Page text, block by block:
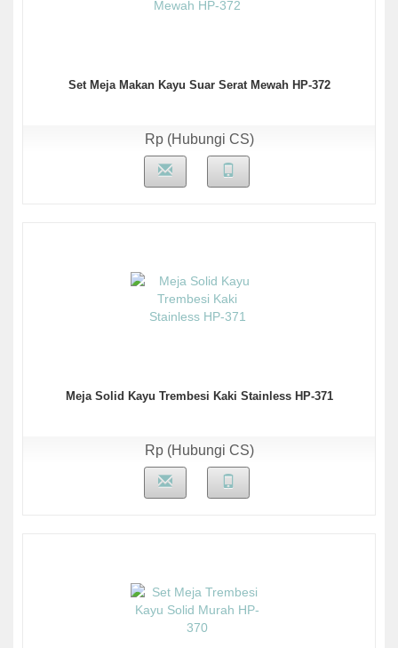
Set Meja Makan Kayu Suar Serat Mewah HP-372
Rp (Hubungi CS)
Meja Solid Kayu Trembesi Kaki Stainless HP-371
Rp (Hubungi CS)